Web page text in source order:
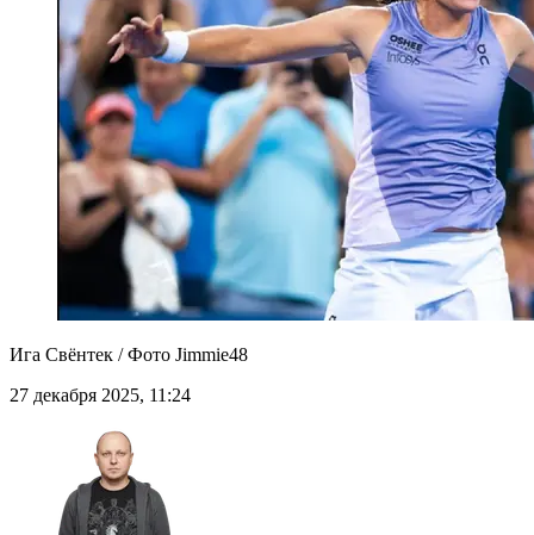
Ига Свёнтек / Фото Jimmie48
27 декабря 2025, 11:24